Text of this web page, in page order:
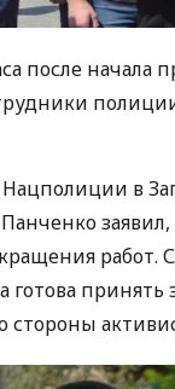
после начала
Нацполиции в
работ.
готова принять